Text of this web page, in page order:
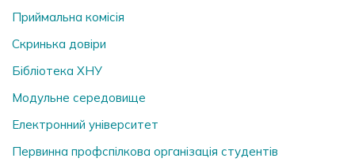
Приймальна комісія
Скринька довiри
Бібліотека ХНУ
Модульне середовище
Електронний університет
Первинна профспілкова організація студентів